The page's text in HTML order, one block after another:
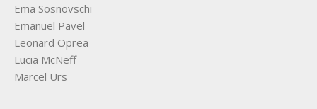
Ema Sosnovschi
Emanuel Pavel
Leonard Oprea
Lucia McNeff
Marcel Urs